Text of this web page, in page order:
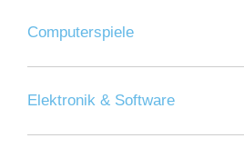
Computerspiele
Elektronik & Software